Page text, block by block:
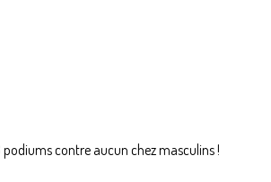
contre aucun chez masculins !